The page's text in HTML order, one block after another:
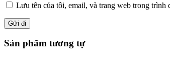
Lưu tên của tôi, email, và trang web trong trình
Sản phẩm tương tự